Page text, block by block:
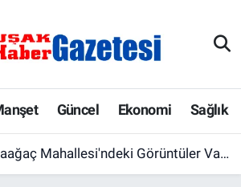
Güncel Ekonomi Sağlık
Mahallesi'ndeki Görüntüler Vatandaşları İsyan Ettirdi
Haritası